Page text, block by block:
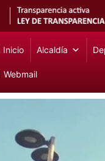
Inicio Alcaldía
Webmail